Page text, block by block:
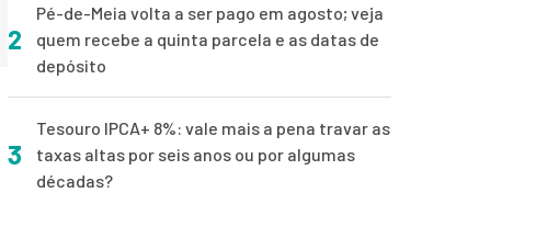
2
Pé-de-Meia volta a ser pago em agosto; veja
quem recebe a quinta parcela e as datas de
depósito
3
Tesouro IPCA+ 8%: vale mais a pena travar as
taxas altas por seis anos ou por algumas
décadas?